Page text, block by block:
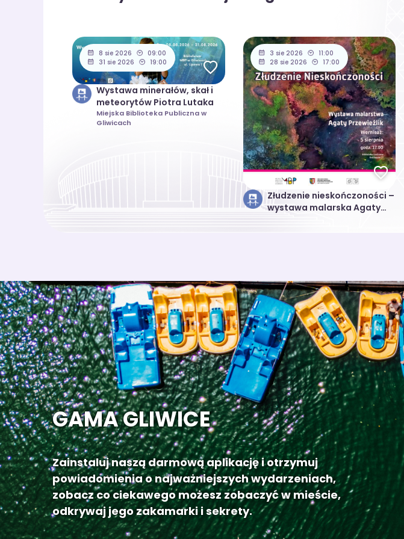
8 sie 2026
09:00
31 sie 2026
19:00
Wystawa minerałów, skał i
meteorytów Piotra Lutaka
Miejska Biblioteka Publiczna w
Gliwicach
3 sie 2026
11:00
28 sie 2026
17:00
Złudzenie nieskończoności –
wystawa malarska Agaty
GAMA GLIWICE
Zainstaluj naszą darmową aplikację i otrzymuj
powiadomienia o najważniejszych wydarzeniach,
zobacz co ciekawego możesz zobaczyć w mieście,
odkrywaj jego zakamarki i sekrety.